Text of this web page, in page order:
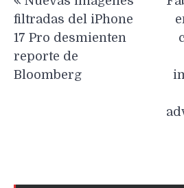
de
entradas
filtradas del iPhone
17 Pro desmienten
reporte de
Bloomberg